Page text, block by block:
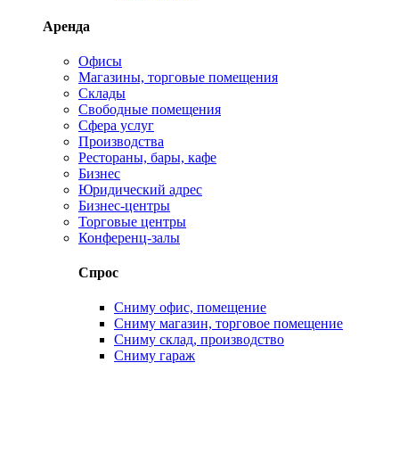
Аренда
Офисы
Магазины, торговые помещения
Склады
Свободные помещения
Сфера услуг
Производства
Рестораны, бары, кафе
Бизнес
Юридический адрес
Бизнес-центры
Торговые центры
Конференц-залы
Спрос
Сниму офис, помещение
Сниму магазин, торговое помещение
Сниму склад, производство
Сниму гараж